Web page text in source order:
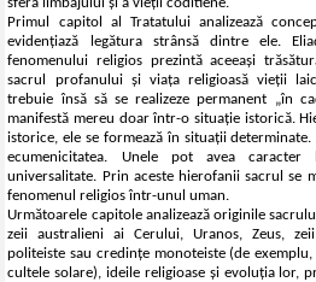
Primul capitol al Tratatului analizează
evidențiază legătura strânsă dintre ele.
fenomenului religios prezintă aceeași
sacrul profanului și viața religioasă vieții
trebuie însă să se realizeze permanent „în
manifestă mereu doar într-o situație istorică.
istorice, ele se formează în situații
ecumenicitatea. Unele pot avea
universalitate. Prin aceste hierofanii sacrul se
fenomenul religios într-unul uman.
Următoarele capitole analizează originile
zeii australieni ai Cerului, Uranos, Zeus,
politeiste sau credințe monoteiste (de
cultele solare), ideile religioase și evoluția lor,